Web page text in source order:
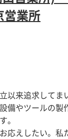
業所
来追求してま
備やツールの
。
えしたい。私